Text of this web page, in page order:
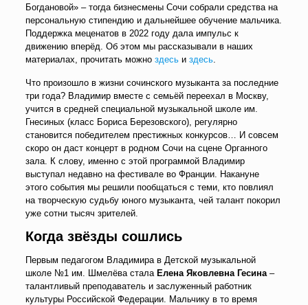
Богдановой» – тогда бизнесмены Сочи собрали средства на
персональную стипендию и дальнейшее обучение мальчика.
Поддержка меценатов в 2022 году дала импульс к
движению вперёд. Об этом мы рассказывали в наших
материалах, прочитать можно здесьи здесь.
Что произошло в жизни сочинского музыканта за последние
три года? Владимир вместе с семьёй переехал в Москву,
учится в средней специальной музыкальной школе им.
Гнесиных (класс Бориса Березовского), регулярно
становится победителем престижных конкурсов… И совсем
скоро он даст концерт в родном Сочи на сцене Органного
зала. К слову, именно с этой программой Владимир
выступал недавно на фестивале во Франции. Накануне
этого события мы решили пообщаться с теми, кто повлиял
на творческую судьбу юного музыканта, чей талант покорил
уже сотни тысяч зрителей.
Когда звёзды сошлись
Первым педагогом Владимира в Детской музыкальной
школе №1 им. Шмелёва стала Елена Яковлевна Гесина–
талантливый преподаватель и заслуженный работник
культуры Российской Федерации. Мальчику в то время